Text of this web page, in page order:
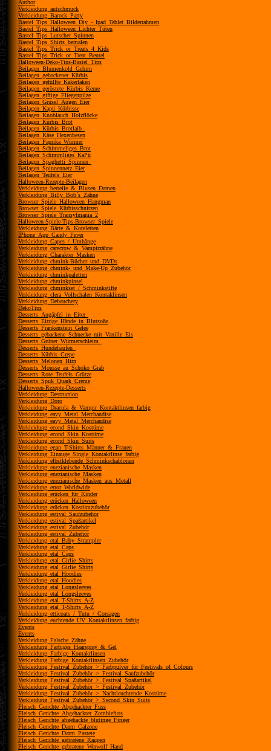
Author
Verkleidung_autschmuck
Verkleidung_Barock_Party
Bastel_Tips_Halloween_Diy_-_Ipad_Tablet_Bilderrahmen
Bastel_Tips_Halloween_Lichter_Tüten
Bastel_Tips_Lutscher_Spinnen
Bastel_Tips_Shirts_bemalen
Bastel_Tips_Trick_or_Treats_4_Kids
Bastel_Tips_Trick_or_Treat_Beutel
Halloween-Deko-Tips-Bastel_Tips
Beilagen_Blumenkohl_Gehirn
Beilagen_gebackener_Kürbis
Beilagen_gefüllte_Kakerlaken
Beilagen_geröstete_Kürbis_Kerne
Beilagen_giftige_Fliegenpilze
Beilagen_Grusel_Augen_Eier
Beilagen_Kapü_Kürbisse
Beilagen_Knoblauch_Holzflöcke
Beilagen_Kürbis_Brot
Beilagen_Kürbis_Brotlaib_
Beilagen_Käse_Hexenbesen
Beilagen_Paprika_Würmer
Beilagen_Schimmeliges_Brot
Beilagen_Schimmliges_KaPü
Beilagen_Spaghetti_Spinnen_
Beilagen_Spinnennetz_Eier
Beilagen_Teufels_Eier
Halloween-Rezepte-Beilagen
Verkleidung_berteile_&_Blusen_Damen
Verkleidung_Billy_Bob´s_Zähne
Browser_Spiele_Halloween_Hangman
Browser_Spiele_Kürbisschnitzen
Browser_Spiele_Transylmania_2
Halloween-Spiele-Tips-Browser_Spiele
Verkleidung_Bärte_&_Koteletten
IPhone_App_Candy_Fever
Verkleidung_Capes_/_Umhänge
Verkleidung_carecrow_&_Vampirzähne
Verkleidung_Charakter_Masken
Verkleidung_chmink-Bücher_und_DVDs
Verkleidung_chmink-_und_Make-Up_Zubehör
Verkleidung_chminkpaletten
Verkleidung_chminkpinsel
Verkleidung_chminkset_/_Schminkstifte
Verkleidung_clera_Vollschalen_Kontaklinsen
Verkleidung_Debauchery
DekoTips
Desserts_Augäpfel_in_Eiter_
Desserts_Eitrige_Hände_in_Blutsoße
Desserts_Frankenstein_Gelee
Desserts_gebackene_Schnecke_mit_Vanille_Eis
Desserts_Grüner_Würmerschleim_
Desserts_Hundehaufen_
Desserts_Kürbis_Crepe
Desserts_Melonen_Hirn
Desserts_Mousse_au_Schoko_Grab
Desserts_Rote_Teufels_Grütze
Desserts_Spuk_Quark_Creme
Halloween-Rezepte-Desserts
Verkleidung_Destruction
Verkleidung_Doro
Verkleidung_Dracula_&_Vampir_Kontaktlinsen_farbig
Verkleidung_eavy_Metal_Merchandise
Verkleidung_eavy_Metal_Merchandise
Verkleidung_econd_Skin_Kostüme
Verkleidung_econd_Skin_Kostüme
Verkleidung_econd_Skin_Suits
Verkleidung_egan_T-Shirts_Männer_&_Frauen
Verkleidung_Einauge_Single_Kontaktlinse_farbig
Verkleidung_elbstklebende_Schminkschablonen
Verkleidung_enezianische_Masken
Verkleidung_enezianische_Masken
Verkleidung_enezianische_Masken_aus_Metall
Verkleidung_error_Worldwide
Verkleidung_erücken_für_Kinder
Verkleidung_erücken_Halloween
Verkleidung_erücken_Kostümzubehör
Verkleidung_estival_Saufzubehör
Verkleidung_estival_Spaßartikel
Verkleidung_estival_Zubehör
Verkleidung_estival_Zubehör
Verkleidung_etal_Baby_Strampler
Verkleidung_etal_Caps
Verkleidung_etal_Caps
Verkleidung_etal_Girlie_Shirts
Verkleidung_etal_Girlie_Shirts
Verkleidung_etal_Hoodies
Verkleidung_etal_Hoodies
Verkleidung_etal_Longsleeves
Verkleidung_etal_Longsleeves
Verkleidung_etal_T-Shirts_A-Z
Verkleidung_etal_T-Shirts_A-Z
Verkleidung_etticoats_/_Tutu_/_Corsagen
Verkleidung_euchtende_UV_Kontaktlinsen_farbig
Events
Events
Verkleidung_Falsche_Zähne
Verkleidung_Farbiges_Haarspray_&_Gel
Verkleidung_Farbige_Kontaktlinsen
Verkleidung_Farbige_Kontaktlinsen_Zubehör
Verkleidung_Festival_Zubehör_>_Farbpulver_für_Festivals_of_Colours
Verkleidung_Festival_Zubehör_>_Festival_Saufzubehör
Verkleidung_Festival_Zubehör_>_Festival_Spaßartikel
Verkleidung_Festival_Zubehör_>_Festival_Zubehör
Verkleidung_Festival_Zubehör_>_Nachtleuchtende_Kostüme
Verkleidung_Festival_Zubehör_>_Second_Skin_Suits
Fleisch_Gerichte_Abgehackter_Fuss
Fleisch_Gerichte_Abgehackter_Zombiefuss
Fleisch_Gerichte_abgehackte_blutinge_Finger
Fleisch_Gerichte_Darm_Calzone
Fleisch_Gerichte_Darm_Pastete
Fleisch_Gerichte_gebratene_Raupen
Fleisch_Gerichte_gebratene_Werwolf_Hand